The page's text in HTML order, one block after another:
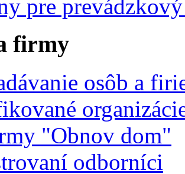
pre
firmy
osôb a
"Obnov dom"
odborníci